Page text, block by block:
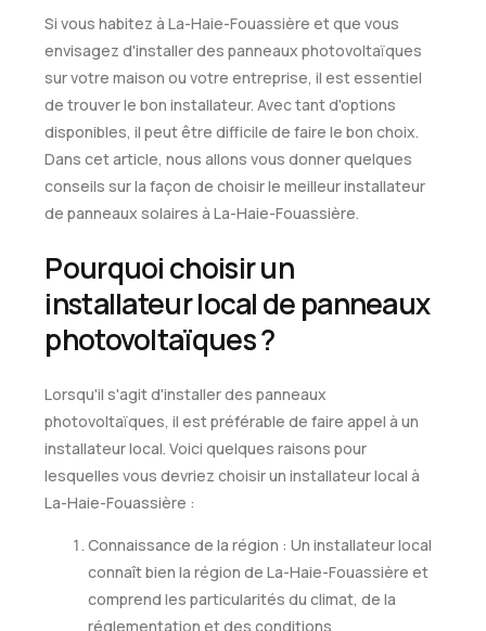
Si vous habitez à La-Haie-Fouassière et que vous
envisagez d'installer des panneaux photovoltaïques
sur votre maison ou votre entreprise, il est essentiel
de trouver le bon installateur. Avec tant d'options
disponibles, il peut être difficile de faire le bon choix.
Dans cet article, nous allons vous donner quelques
conseils sur la façon de choisir le meilleur installateur
de panneaux solaires à La-Haie-Fouassière.
Pourquoi choisir un
installateur local de panneaux
photovoltaïques ?
Lorsqu'il s'agit d'installer des panneaux
photovoltaïques, il est préférable de faire appel à un
installateur local. Voici quelques raisons pour
lesquelles vous devriez choisir un installateur local à
La-Haie-Fouassière :
Connaissance de la région : Un installateur local
connaît bien la région de La-Haie-Fouassière et
comprend les particularités du climat, de la
réglementation et des conditions